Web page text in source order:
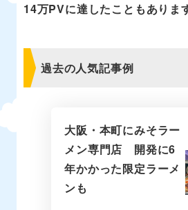
14万PVに達したこともありま
過去の人気記事例
大阪・本町にみそラー
メン専門店 開発に6
年かかった限定ラーメ
ンも